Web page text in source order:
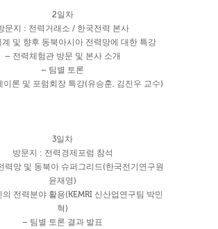
2일차
문지 : 전력거래소 / 한국전력 본사
및 향후 동북아시아 전력망에 대한 특강
– 전력체험관 방문 및 본사 소개
– 팀별 토론
이론 및 포럼회장 특강(유승훈, 김진우 교수)
3일차
방문지 : 전력경제포럼 참석
력망 및 동북아 슈퍼그리드(한국전기연구원
윤재영)
전력분야 활용(KEMRI 신산업연구팀 박민
혁)
– 팀별 토론 결과 발표